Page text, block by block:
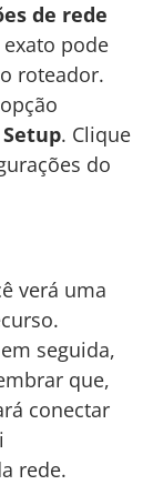
de rede
pode
roteador.
. Clique
do
verá uma
seguida,
que,
conectar
rede.